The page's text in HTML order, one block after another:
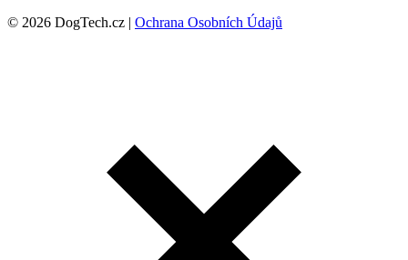
© 2026 DogTech.cz | Ochrana Osobních Údajů